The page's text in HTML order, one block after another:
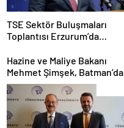
TSE Sektör Buluşmaları
Toplantısı Erzurum’da
Hazine ve Maliye Bakanı
Mehmet Şimşek, Batman’da
medikal malzeme üretimi
yapacak bir fabrikanın
açılışını gerçekleştirdi